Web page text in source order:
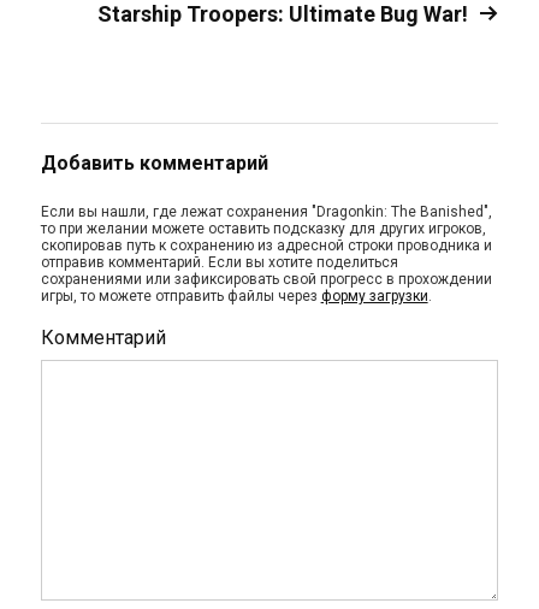
Starship Troopers: Ultimate Bug War!
Добавить комментарий
Если вы нашли, где лежат сохранения "Dragonkin: The Banished",
то при желании можете оставить подсказку для других игроков,
скопировав путь к сохранению из адресной строки проводника и
отправив комментарий. Если вы хотите поделиться
сохранениями или зафиксировать свой прогресс в прохождении
игры, то можете отправить файлы через форму загрузки.
Комментарий